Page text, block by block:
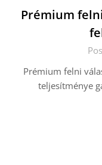
Prémium
Prémium felni
teljesítménye